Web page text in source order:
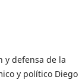
y defensa de la
y político Diego